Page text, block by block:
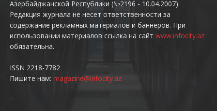
Азербайджанской Республики (№2196 - 10.04.2007).
Редакция журнала не несет ответственности за
содержание рекламных материалов и баннеров. При
использовании материалов ссылка на сайт www.infocity.az
обязательна.
ISSN 2218-7782
Пишите нам: magazine@infocity.az